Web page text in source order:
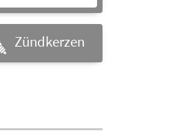
Zündkerzen